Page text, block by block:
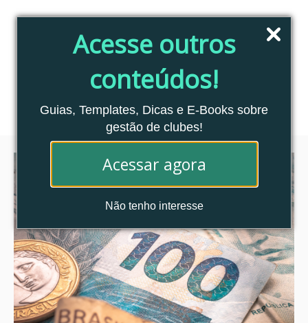
Acesse outros
conteúdos!
Guias, Templates, Dicas e E-Books sobre
gestão de clubes!
Acessar agora
Não tenho interesse
Blog Clubes Associados